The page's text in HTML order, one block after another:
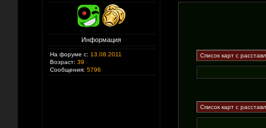
Информация
На форуме с: 13.08.2011
Возраст: 39
Сообщения: 5796